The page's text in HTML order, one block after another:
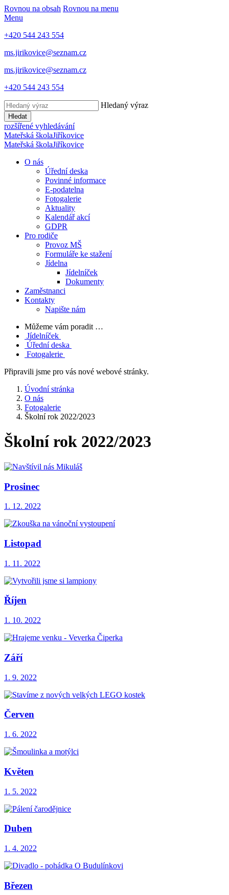
Rovnou na obsah Rovnou na menu
Menu
+420 544 243 554
ms.jirikovice@seznam.cz
ms.jirikovice@seznam.cz
+420 544 243 554
Hledaný výraz
Hledat
rozšířené vyhledávání
Mateřská školaJiříkovice
Mateřská školaJiříkovice
O nás
Úřední deska
Povinné informace
E-podatelna
Fotogalerie
Aktuality
Kalendář akcí
GDPR
Pro rodiče
Provoz MŠ
Formuláře ke stažení
Jídelna
Jídelníček
Dokumenty
Zaměstnanci
Kontakty
Napište nám
Můžeme vám poradit …
Jídelníček
Úřední deska
Fotogalerie
Připravili jsme pro vás nové webové stránky.
Úvodní stránka
O nás
Fotogalerie
Školní rok 2022/2023
Školní rok 2022/2023
Prosinec
1. 12. 2022
Listopad
1. 11. 2022
Říjen
1. 10. 2022
Září
1. 9. 2022
Červen
1. 6. 2022
Květen
1. 5. 2022
Duben
1. 4. 2022
Březen